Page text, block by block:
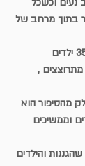
בתוך מרחב של
יעידו על כך הגננות שמתפעלות 35 ילדים
,
8 שעות. חלק מהסיפור הוא
וממשיכים
והילדים